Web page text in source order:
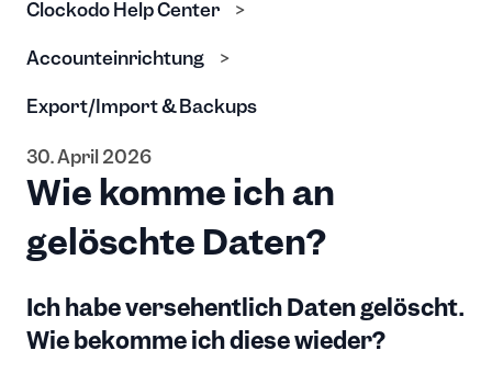
Clockodo Help Center
Accounteinrichtung
Export/Import & Backups
30. April 2026
Wie komme ich an
gelöschte Daten?
Ich habe versehentlich Daten gelöscht.
Wie bekomme ich diese wieder?